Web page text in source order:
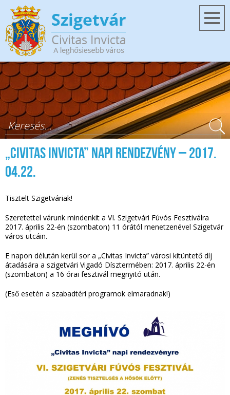
Ugrás a tartalomra
Keresés űrlap
„Civitas Invicta” napi rendezvény – 2017.
04.22.
Tisztelt Szigetváriak!
Szeretettel várunk mindenkit a VI. Szigetvári Fúvós Fesztiválra
2017. április 22-én (szombaton) 11 órától menetzenével Szigetvár
város utcáin.
E napon délután kerül sor a „Civitas Invicta” városi kitüntető díj
átadására a szigetvári Vigadó Dísztermében: 2017. április 22-én
(szombaton) a 16 órai fesztivál megnyitó után.
(Eső esetén a szabadtéri programok elmaradnak!)